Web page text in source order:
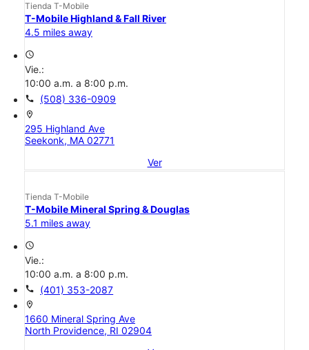
Tienda T-Mobile
T-Mobile Highland & Fall River
4.5 miles away
access_time
Vie.:
10:00 a.m. a 8:00 p.m.
call (508) 336-0909
location_on
295 Highland Ave
Seekonk, MA 02771
Ver
Tienda T-Mobile
T-Mobile Mineral Spring & Douglas
5.1 miles away
access_time
Vie.:
10:00 a.m. a 8:00 p.m.
call (401) 353-2087
location_on
1660 Mineral Spring Ave
North Providence, RI 02904